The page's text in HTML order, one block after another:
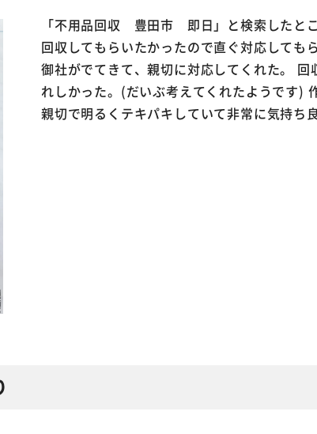
「不用品回収 豊田市 即日」と検索したと
回収してもらいたかったので直ぐ対応しても
御社がでてきて、親切に対応してくれた。
れしかった。(だいぶ考えてくれたようです)
親切で明るくテキパキしていて非常に気持ち